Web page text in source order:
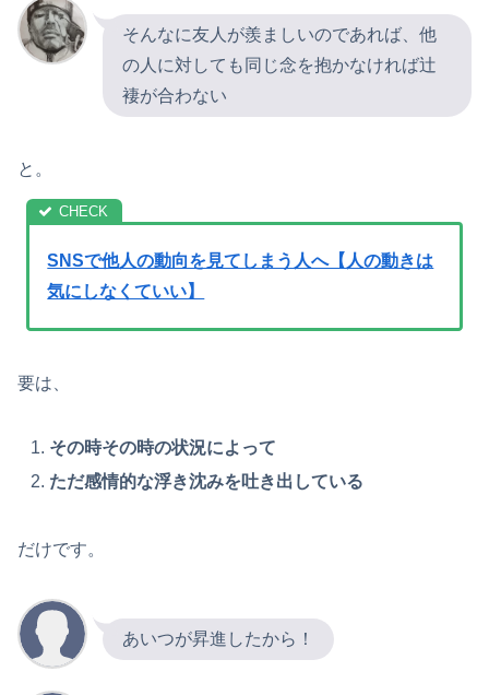
そんなに友人が羨ましいのであれば、他
の人に対しても同じ念を抱かなければ辻
褄が合わない
と。
SNSで他人の動向を見てしまう人へ【人の動きは
気にしなくていい】
要は、
その時その時の状況によって
ただ感情的な浮き沈みを吐き出している
だけです。
あいつが昇進したから！